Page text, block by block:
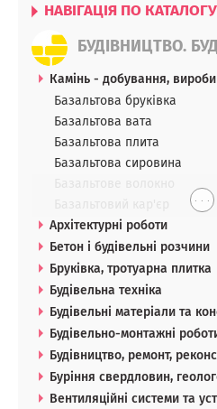
НАВІГАЦІЯ ПО КАТАЛОГУ
БУДІВНИЦТВО.
Камінь - добування, вироби
Базальтова бруківка
Базальтова вата
Базальтова плита
Базальтова сировина
. . .
Архітектурні роботи
Бетон і будівельні розчини
Бруківка, тротуарна плитка
Будівельна техніка
Будівельні матеріали та
Будівельно-монтажні
Будівництво, ремонт,
Буріння свердловин,
Вентиляційні системи та